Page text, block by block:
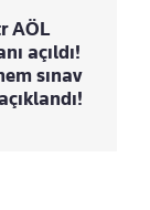
AÖL
açıldı!
sınav